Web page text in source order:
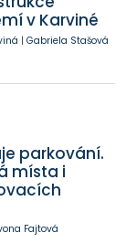
v Karviné
| Gabriela Stašová
parkování.
místa i
Fajtová